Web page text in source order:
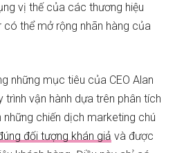
vị thế của các thương hiệu
có thể mở rộng nhãn hàng của
những mục tiêu của CEO Alan
trình vận hành dựa trên phân tích
những chiến dịch marketing chú
đối tượng khán giả và được